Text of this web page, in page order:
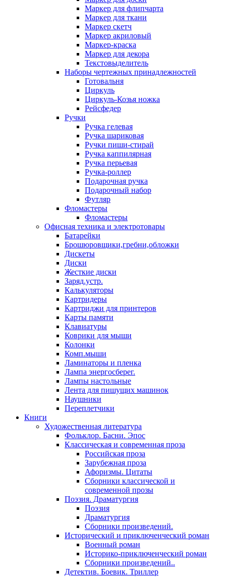
Маркер для флипчарта
Маркер для ткани
Маркер скетч
Маркер акриловый
Маркер-краска
Маркер для декора
Текстовыделитель
Наборы чертежных принадлежностей
Готовальня
Циркуль
Циркуль-Козья ножка
Рейсфедер
Ручки
Ручка гелевая
Ручка шариковая
Ручки пиши-стирай
Ручка каппилярная
Ручка перьевая
Ручка-роллер
Подарочная ручка
Подарочный набор
Футляр
Фломастеры
Фломастеры
Офисная техника и электротовары
Батарейки
Брошюровщики,гребни,обложки
Дискеты
Диски
Жесткие диски
Заряд.устр.
Калькуляторы
Картридеры
Картриджи для принтеров
Карты памяти
Клавиатуры
Коврики для мыши
Колонки
Комп.мыши
Ламинаторы и пленка
Лампа энергосберег.
Лампы настольные
Лента для пишущих машинок
Наушники
Переплетчики
Книги
Художественная литература
Фольклор. Басни. Эпос
Классическая и современная проза
Российская проза
Зарубежная проза
Афоризмы. Цитаты
Сборники классической и
современной прозы
Поэзия. Драматургия
Поэзия
Драматургия
Сборники произведений.
Исторический и приключенческий роман
Военный роман
Историко-приключенческий роман
Сборники произведений..
Детектив. Боевик. Триллер